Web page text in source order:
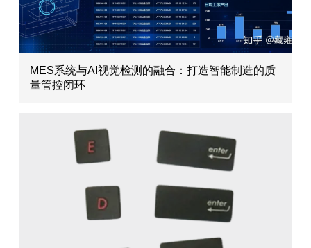
MES系统与AI视觉检测的融合：打造智能制造的质
量管控闭环